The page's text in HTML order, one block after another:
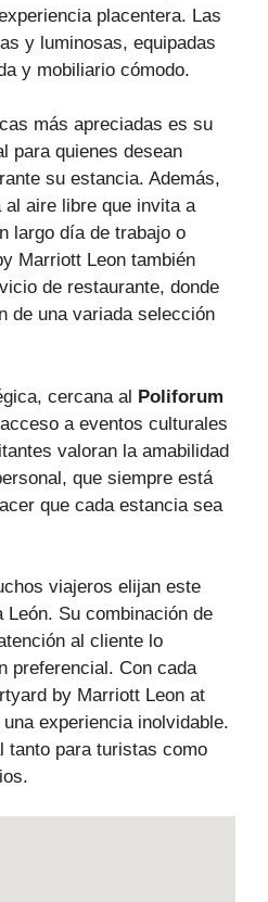
placentera. Las
y luminosas, equipadas
y mobiliario cómodo.
más apreciadas es su
para quienes desean
su estancia. Además,
aire libre que invita a
largo día de trabajo o
Marriott Leon también
de restaurante, donde
de una variada selección
cercana al Poliforum
a eventos culturales
valoran la amabilidad
que siempre está
que cada estancia sea
viajeros elijan este
Su combinación de
al cliente lo
preferencial. Con cada
by Marriott Leon at
experiencia inolvidable.
tanto para turistas como